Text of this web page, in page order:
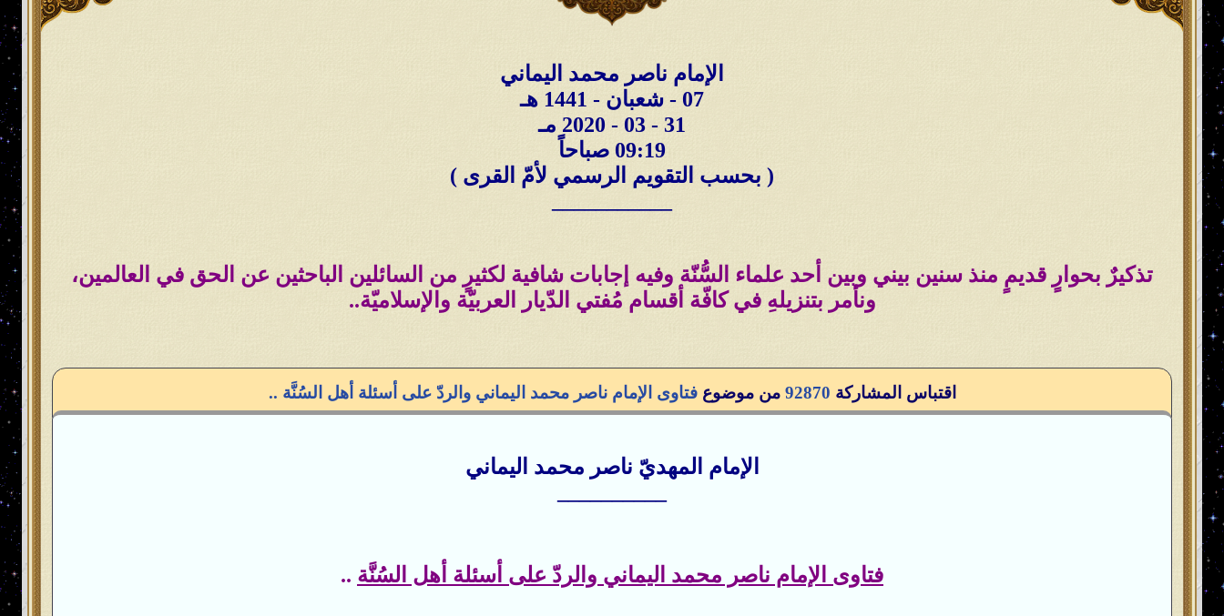
الإمام ناصر محمد اليماني
07 - شعبان - 1441 هـ
31 - 03 - 2020 مـ
09:19 صباحاً
( بحسب التقويم الرسمي لأمّ القرى )
تذكيرٌ بحوارٍ قديمٍ منذ سنين بيني وبين أحد علماء السُّنّة وفيه إجابات شافية لكثيرٍ من السائلين الباحثين عن الحق في العالمين،
ونأمر بتنزيلهِ في كافّة أقسام مُفتي الدّيار العربيّة والإسلاميّة..
اقتباس المشاركة 92870 من موضوعفتاوى الإمام ناصر محمد اليماني والردّ على أسئلة أهل السُنَّة ..
الإمام المهديّ ناصر محمد اليماني
فتاوى الإمام ناصر محمد اليماني والردّ على أسئلة أهل السُنَّة ..